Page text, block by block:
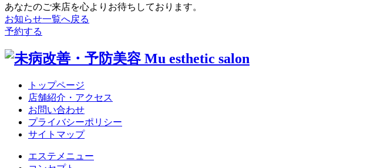
あなたのご来店を心よりお待ちしております。
お知らせ一覧へ戻る
予約する
トップページ
店舗紹介・アクセス
お問い合わせ
プライバシーポリシー
サイトマップ
エステメニュー